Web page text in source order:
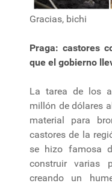
Gracias, bichi
Praga: castores
que el gobierno
La tarea de los
millón de dólares
material para
castores de la
se hizo famosa
construir varias
creando un